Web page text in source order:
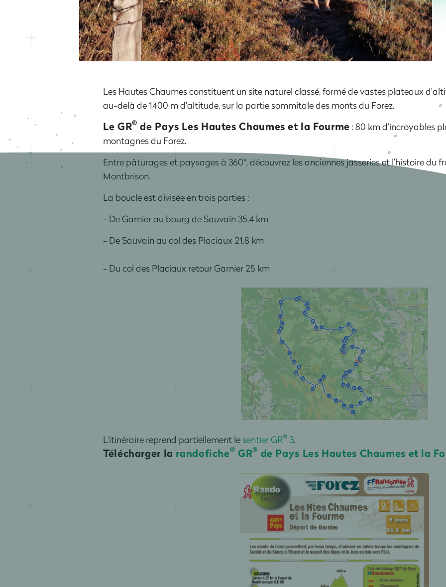
Les Hautes Chaumes constituent un site naturel classé, formé de vastes plateaux
au-delà de 1400 m d'altitude, sur la partie sommitale des monts du Forez.
Le GR® de Pays Les Hautes Chaumes et la Fourme : 80 km d’incroyables
montagnes du Forez.
Entre pâturages et paysages à 360°, découvrez les anciennes jasseries et l’histoire du
Montbrison.
La boucle est divisée en trois parties :
- De Garnier au bourg de Sauvain 35,4 km
- De Sauvain au col des Placiaux 21,8 km
- Du col des Placiaux retour Garnier 25 km
L’itinéraire reprend partiellement le sentier GR®3.
Télécharger la randofiche® GR® de Pays Les Hautes Chaumes et la